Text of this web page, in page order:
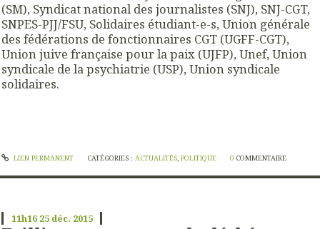
(SM), Syndicat national des journalistes (SNJ), SNJ-CGT,
SNPES-PJJ/FSU, Solidaires étudiant-e-s, Union générale
des fédérations de fonctionnaires CGT (UGFF-CGT),
Union juive française pour la paix (UJFP), Unef, Union
syndicale de la psychiatrie (USP), Union syndicale
solidaires.
LIEN PERMANENT CATÉGORIES : ACTUALITÉS, POLITIQUE 0 COMMENTAIRE
11h16 25 déc. 2015